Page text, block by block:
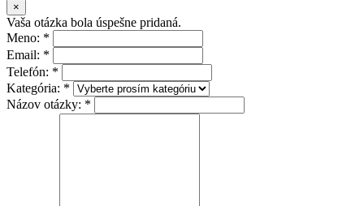
×
Vaša otázka bola úspešne pridaná.
Meno: *
Email: *
Telefón: *
Kategória: *
Názov otázky: *